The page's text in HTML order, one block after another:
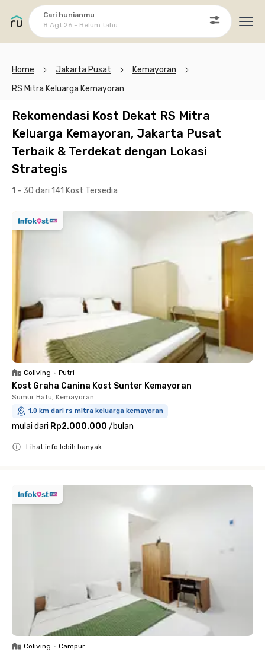
Cari hunianmu
8 Agt 26 - Belum tahu
Home Jakarta Pusat
Kemayoran
RS Mitra Keluarga Kemayoran
Rekomendasi Kost Dekat RS Mitra
Keluarga Kemayoran, Jakarta Pusat
Terbaik & Terdekat dengan Lokasi
Strategis
1 - 30 dari 141 Kost Tersedia
Coliving • Putri
Kost Graha Canina Kost Sunter Kemayoran
Sumur Batu, Kemayoran
1.0 km dari rs mitra keluarga kemayoran
mulai dari Rp2.000.000 /bulan
Lihat info lebih banyak
Coliving • Campur